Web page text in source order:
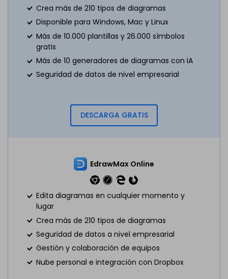
Crea más de 210 tipos de diagramas
Disponible para Windows, Mac y Linux
Más de 10.000 plantillas y 26.000 símbolos
gratis
Más de 10 generadores de diagramas con IA
Seguridad de datos de nivel empresarial
DESCARGA GRATIS
EdrawMax Online
Edita diagramas en cualquier momento y
lugar
Crea más de 210 tipos de diagramas
Seguridad de datos a nivel empresarial
Gestión y colaboración de equipos
Nube personal e integración con Dropbox